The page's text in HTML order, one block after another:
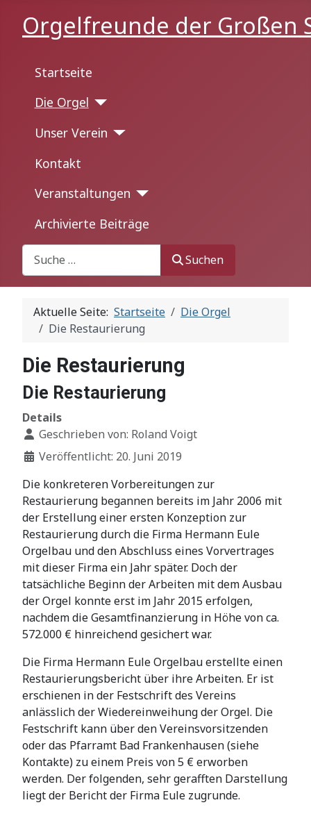
Orgelfreunde der Großen
Startseite
Die Orgel
Unser Verein
Kontakt
Veranstaltungen
Archivierte Beiträge
Suchen
Suchen
Aktuelle Seite: Startseite
Die Orgel
Die Restaurierung
Die Restaurierung
Die Restaurierung
Details
Geschrieben von: Roland Voigt
Veröffentlicht: 20. Juni 2019
Die konkreteren Vorbereitungen zur
Restaurierung begannen bereits im Jahr 2006 mit
der Erstellung einer ersten Konzeption zur
Restaurierung durch die Firma Hermann Eule
Orgelbau und den Abschluss eines Vorvertrages
mit dieser Firma ein Jahr später. Doch der
tatsächliche Beginn der Arbeiten mit dem Ausbau
der Orgel konnte erst im Jahr 2015 erfolgen,
nachdem die Gesamtfinanzierung in Höhe von ca.
572.000 € hinreichend gesichert war.
Die Firma Hermann Eule Orgelbau erstellte einen
Restaurierungsbericht über ihre Arbeiten. Er ist
erschienen in der Festschrift des Vereins
anlässlich der Wiedereinweihung der Orgel. Die
Festschrift kann über den Vereinsvorsitzenden
oder das Pfarramt Bad Frankenhausen (siehe
Kontakte) zu einem Preis von 5 € erworben
werden. Der folgenden, sehr gerafften Darstellung
liegt der Bericht der Firma Eule zugrunde.